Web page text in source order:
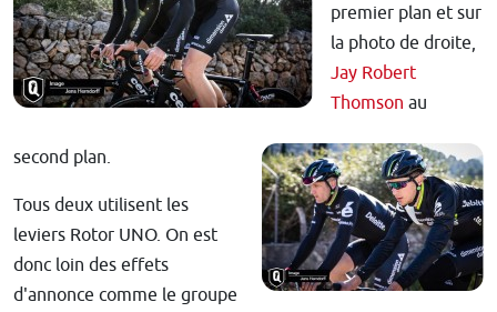
premier plan et sur
la photo de droite,
Jay Robert
Thomson au
second plan.
Tous deux utilisent les
leviers Rotor UNO. On est
donc loin des effets
d'annonce comme le groupe